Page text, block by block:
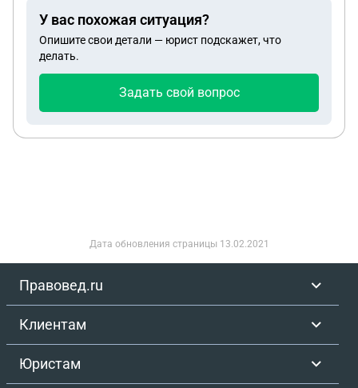
Мы не можем найти заявление. И как теперь
доказать, что мы не брали в банке кредит?
У вас похожая ситуация?
Опишите свои детали — юрист подскажет, что
делать.
Задать свой вопрос
Дата обновления страницы 13.02.2021
Правовед.ru
Клиентам
Юристам